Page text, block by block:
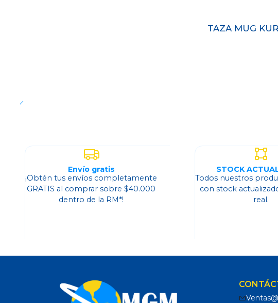
TAZA MUG
Envío gratis
¡Obtén tus envíos completamente
GRATIS al comprar sobre $40.000
dentro de la RM*!
STOCK
Todos nuestros
con stock
real.